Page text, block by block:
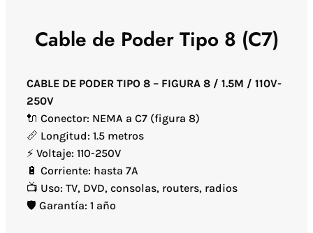
Cable de Poder Tipo 8 (C7)
CABLE DE PODER TIPO 8 – FIGURA 8 / 1.5M / 110V-
250V
🔌 Conector: NEMA a C7 (figura 8)
📏 Longitud: 1.5 metros
⚡ Voltaje: 110-250V
🔋 Corriente: hasta 7A
📺 Uso: TV, DVD, consolas, routers, radios
🛡️ Garantía: 1 año